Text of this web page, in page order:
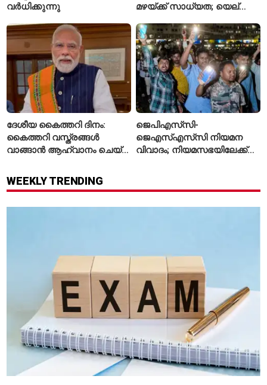
വർധിക്കുന്നു
മഴയ്ക്ക് സാധ്യത; യെല്ലോ
ഐഎംഡി
ദേശീയ കൈത്തറി ദിനം:
കൈത്തറി വസ്ത്രങ്ങൾ
വാങ്ങാൻ ആഹ്വാനം ചെയ്ത്
ജെപിഎസ്‌സി-
ജെഎസ്എസ്‌സി നിയമന
വിവാദം; നിയമസഭയിലേക്ക്
WEEKLY TRENDING